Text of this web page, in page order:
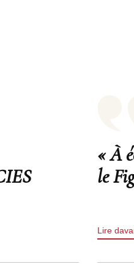
« À
le
Lire